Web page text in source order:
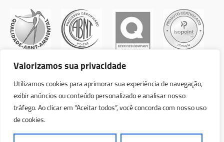
Valorizamos sua privacidade
Utilizamos cookies para aprimorar sua experiência de navegação,
exibir anúncios ou conteúdo personalizado e analisar nosso
tráfego. Ao clicar em “Aceitar todos”, você concorda com nosso uso
de cookies.
Política de qualidade